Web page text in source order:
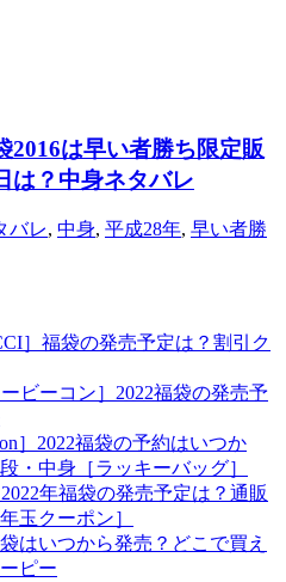
2016は早い者勝ち限定販
は？中身ネタバレ
バレ, 中身, 平成28年, 早い者勝
］福袋の発売予定は？割引ク
ビーコン］2022福袋の発売予
］2022福袋の予約はいつか
・中身［ラッキーバッグ］
年福袋の発売予定は？通販
玉クーポン］
はいつから発売？どこで買え
ピー